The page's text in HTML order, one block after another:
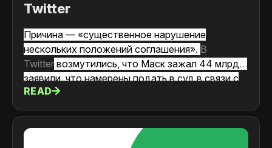
Twitter
Причина — «существенное нарушение
нескольких положений соглашения». В
Twitter возмутились, что Маск зажал 44 млрд и
заявили, что намерены подать в суд в связи с
расторжением Илоном сделки по ее
приобретению.
READ